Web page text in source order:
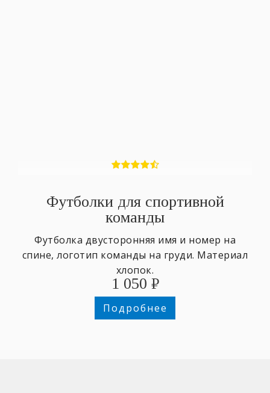
Футболки для спортивной
команды
Футболка двусторонняя имя и номер на
спине, логотип команды на груди. Материал
хлопок.
1 050 ₽
Подробнее